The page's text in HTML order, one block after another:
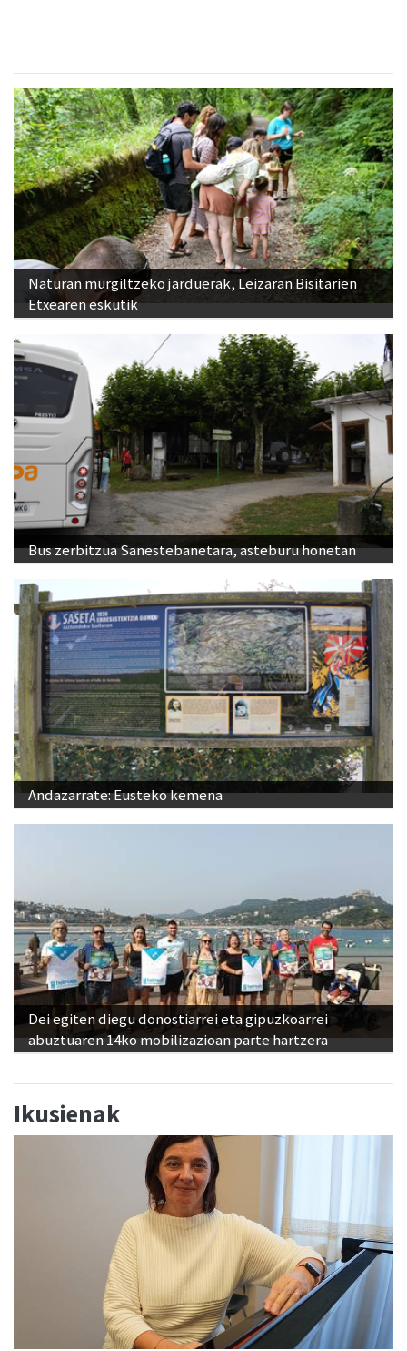
Naturan murgiltzeko jarduerak, Leizaran Bisitarien
Etxearen eskutik
Bus zerbitzua Sanestebanetara, asteburu honetan
Andazarrate: Eusteko kemena
Dei egiten diegu donostiarrei eta gipuzkoarrei
abuztuaren 14ko mobilizazioan parte hartzera
Ikusienak